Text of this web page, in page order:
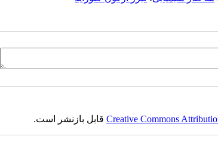
Creative Commonsقابل بازنشر است.